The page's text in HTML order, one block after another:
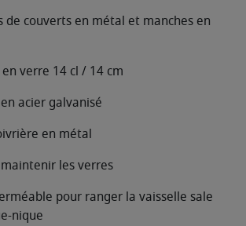
de couverts en métal et manches en
verre 14 cl / 14 cm
acier galvanisé
en métal
les verres
pour ranger la vaisselle sale
nique